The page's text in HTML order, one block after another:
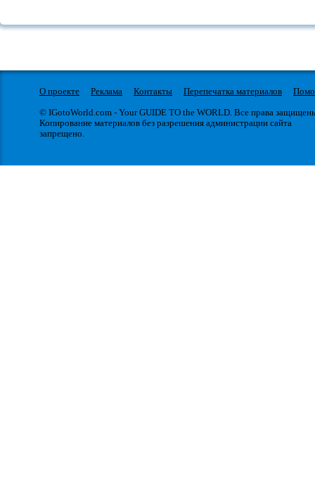
О проекте Реклама Контакты Перепечатка материалов
© IGotoWorld.com - Your GUIDE TO the WORLD. Все права
Копирование материалов без разрешения администрации сайта
запрещено.